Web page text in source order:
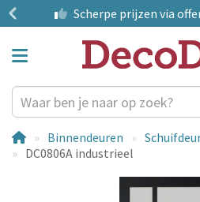
Scherpe prijzen via
Binnendeuren
DC0806A industrieel